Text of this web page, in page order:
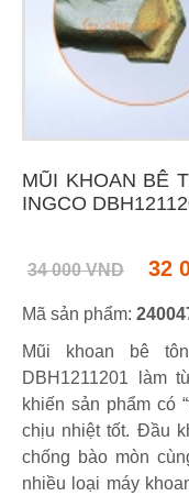
MŨI KHOAN BÊ
INGCO
34 000 VND 32
Mã sản phẩm:
Mũi khoan bê
DBH1211201 làm
khiến sản phẩm có
chịu nhiệt tốt. Đầu
chống bào mòn
nhiều loại máy